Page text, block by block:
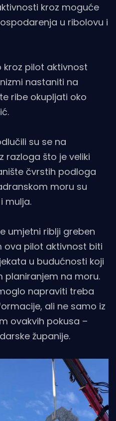
kroz moguće
u ribolovu i
kroz pilot aktivnost
nastaniti na
ribe okupljati oko
su se na
razloga što je veliki
čvrstih podloga
moru su
mulja.
umjetni riblji greben
ova pilot aktivnost biti
u budućnosti koji
planiranjem na moru.
napraviti treba
ali ne samo iz
ovakvih pokusa –
županije.